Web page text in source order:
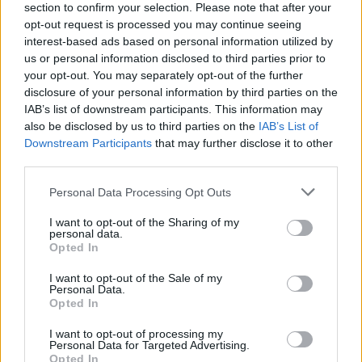
section to confirm your selection. Please note that after your
opt-out request is processed you may continue seeing
interest-based ads based on personal information utilized by
us or personal information disclosed to third parties prior to
your opt-out. You may separately opt-out of the further
disclosure of your personal information by third parties on the
IAB’s list of downstream participants. This information may
also be disclosed by us to third parties on the IAB’s List of
Downstream Participants that may further disclose it to other
Personal Data Processing Opt Outs
I want to opt-out of the Sharing of my
personal data.
Opted In
I want to opt-out of the Sale of my
Personal Data.
Opted In
I want to opt-out of processing my
Personal Data for Targeted Advertising.
Opted In
produção teria, ajuda certamente a despertar
o interesse e curiosidade sobre como fazer cinema”.
Para os filmes da seleção “Berço D’Ouro”, existe um
prémio do público, que consiste em
ajuda à produção de uma curta-metragem em
Mondim de Basto, com a condição do
Alves, parte da organização do Trás-os-Filmes, o
objetivo deste prémio “é duplo: pretende
dar oportunidade a quem quer fazer cinema de
diretamente ao público o que gostaria de ver no
próximo ano”.
A ideia surgiu depois da equipa responsável pelo